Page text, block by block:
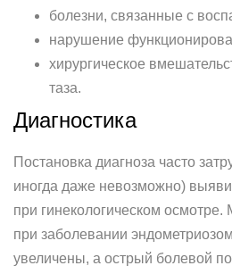
болезни, связанные с
нарушение
хирургическое
таза.
Диагностика
Постановка диагноза часто
иногда даже невозможно)
при гинекологическом осмотре.
при заболевании
увеличены, а острый болевой